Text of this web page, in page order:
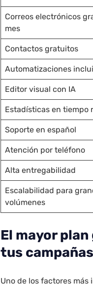
Correos electrónicos
mes
Contactos gratuitos
Automatizaciones
Editor visual con IA
Estadísticas en tiempo
Soporte en español
Atención por teléfono
Alta entregabilidad
Escalabilidad para
volúmenes
El mayor
tus
Uno de los factores